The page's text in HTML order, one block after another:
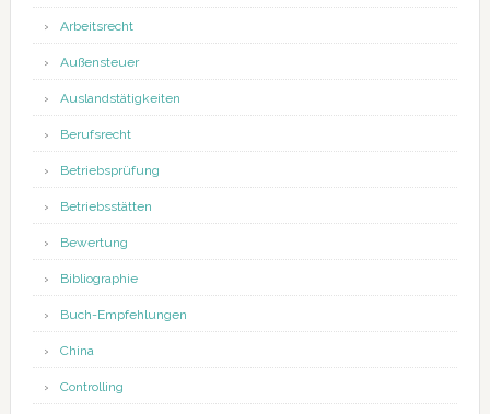
Arbeitsrecht
Außensteuer
Auslandstätigkeiten
Berufsrecht
Betriebsprüfung
Betriebsstätten
Bewertung
Bibliographie
Buch-Empfehlungen
China
Controlling